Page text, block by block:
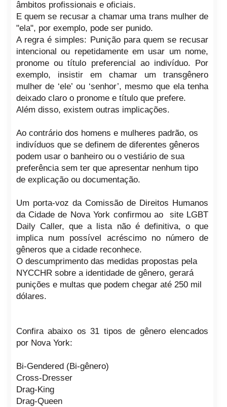
âmbitos profissionais e oficiais.
E quem se recusar a chamar uma trans mulher de
"ela", por exemplo, pode ser punido.
A regra é simples: Punição para quem se recusar
intencional ou repetidamente em usar um nome,
pronome ou título preferencial ao indivíduo. Por
exemplo, insistir em chamar um transgênero
mulher de ‘ele’ ou ‘senhor’, mesmo que ela tenha
deixado claro o pronome e título que prefere.
Além disso, existem outras implicações.
Ao contrário dos homens e mulheres padrão, os
indivíduos que se definem de diferentes gêneros
podem usar o banheiro ou o vestiário de sua
preferência sem ter que apresentar nenhum tipo
de explicação ou documentação.
Um porta-voz da Comissão de Direitos Humanos
da Cidade de Nova York confirmou ao site LGBT
Daily Caller, que a lista não é definitiva, o que
implica num possível acréscimo no número de
gêneros que a cidade reconhece.
O descumprimento das medidas propostas pela
NYCCHR sobre a identidade de gênero, gerará
punições e multas que podem chegar até 250 mil
dólares.
Confira abaixo os 31 tipos de gênero elencados
por Nova York:
Bi-Gendered (Bi-gênero)
Cross-Dresser
Drag-King
Drag-Queen